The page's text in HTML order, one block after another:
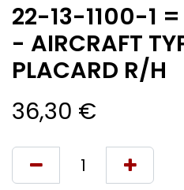
22-13-1100-1
- AIRCRAFT
PLACARD R/H
36,30 €